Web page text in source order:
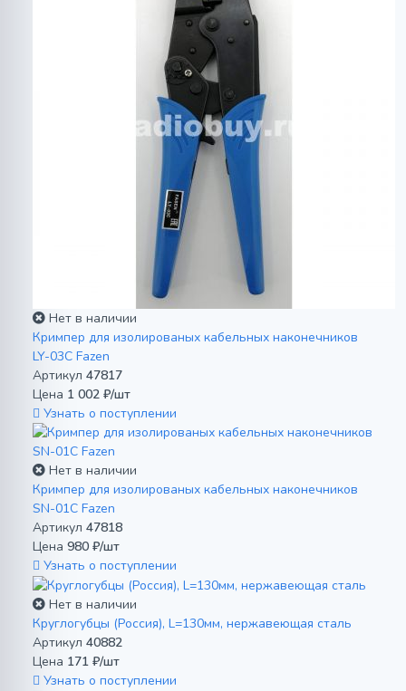
Нет в наличии
Кримпер для изолированых кабельных наконечников
LY-03C Fazen
Артикул 47817
Цена 1 002 ₽/шт
Узнать о поступлении
Нет в наличии
Кримпер для изолированых кабельных наконечников
SN-01C Fazen
Артикул 47818
Цена 980 ₽/шт
Узнать о поступлении
Нет в наличии
Круглогубцы (Россия), L=130мм, нержавеющая сталь
Артикул 40882
Цена 171 ₽/шт
Узнать о поступлении